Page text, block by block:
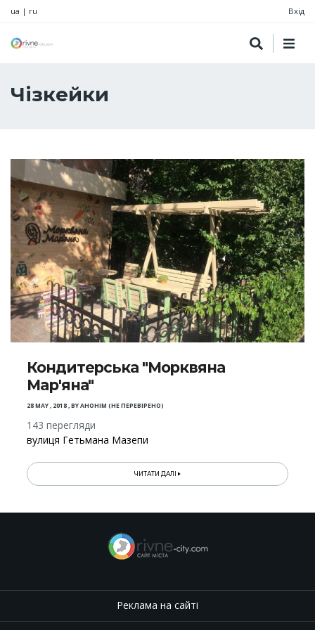
ua | ru Вхід
Чізкейки
Кондитерська "Морквяна
Мар'яна"
28 MAY , 2018,BYАНОНІМ (НЕ ПЕРЕВІРЕНО)
143 перегляди
вулиця Гетьмана Мазепи
ЧИТАТИ ДАЛІ
Реклама на сайті